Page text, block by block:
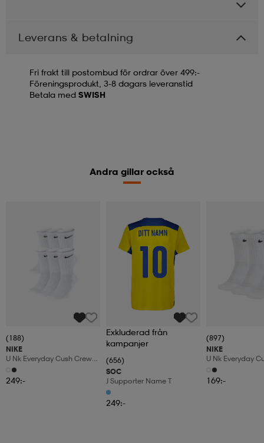
Leverans & betalning
Fri frakt till postombud för ordrar över 499:-
Föreningsprodukt, 3-8 dagars leveranstid
Betala med SWISH
Andra gillar också
(188)
NIKE
U Nk Everyday Cush Crew
6pr-Bd
249:-
Exkluderad från
kampanjer
(656)
SOC
J Supporter Name T
249:-
(897)
NIKE
U Nk Everyday
3pr
169:-